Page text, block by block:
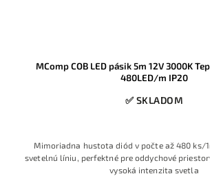
MComp COB LED pásik 5m 12V 3000K
480LED/m IP20
✅ SKLADOM
Mimoriadna hustota diód v počte až 480 ks/
svetelnú líniu, perfektné pre oddychové
vysoká intenzita svetla